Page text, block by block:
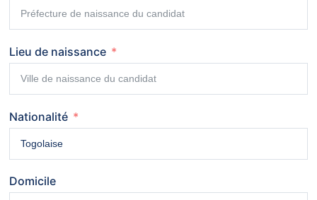
Lieu de naissance
Nationalité
Domicile